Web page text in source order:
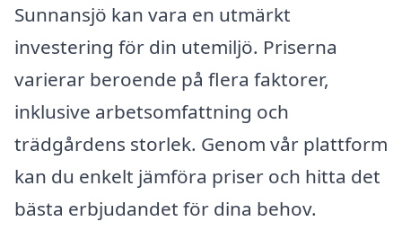
Sunnansjö kan vara en utmärkt
investering för din utemiljö. Priserna
varierar beroende på flera faktorer,
inklusive arbetsomfattning och
trädgårdens storlek. Genom vår plattform
kan du enkelt jämföra priser och hitta det
bästa erbjudandet för dina behov.